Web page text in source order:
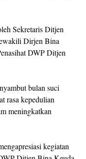
Sekretaris Ditjen
Dirjen Bina
DWP Ditjen
bulan suci
rasa kepedulian
meningkatkan
kegiatan